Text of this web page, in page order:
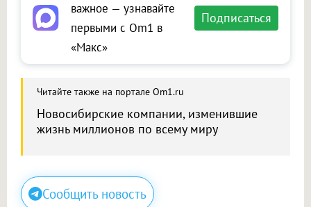
важное — узнавайте
первыми с Om1 в
«Макс»
Подписаться
Читайте также на портале Om1.ru
Новосибирские компании, изменившие
жизнь миллионов по всему миру
Сообщить новость